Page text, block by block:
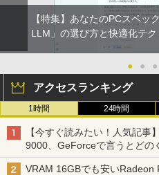
【特集】あなたのPCスペッ
LLM」の選び方と快適化テク
● ● ●
アクセスランキング
1時間 24時間
【今すぐ読みたい！人気記
9000、GeForceで言うとどの
VRAM 16GBでも安いRadeon